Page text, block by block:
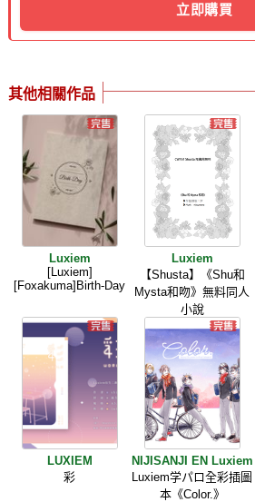
立即購買
其他相關作品
Luxiem
[Luxiem]
[Foxakuma]Birth-Day
Luxiem
【Shusta】《Shu和
Mysta和吻》無料同人
小說
LUXIEM
彩
NIJISANJI EN Luxiem
Luxiem学パロ全彩插圖
本《Color.》